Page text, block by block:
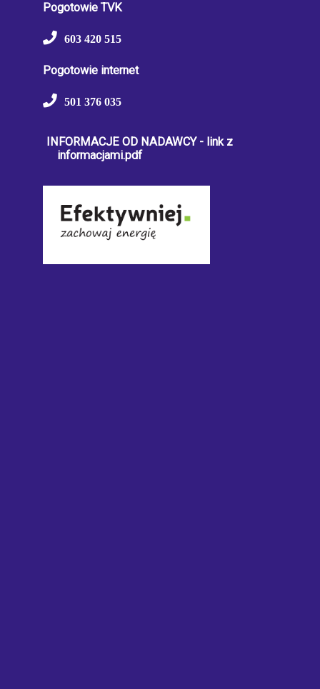
Pogotowie TVK
603 420 515
Pogotowie internet
501 376 035
INFORMACJE OD NADAWCY - link z
informacjami.pdf